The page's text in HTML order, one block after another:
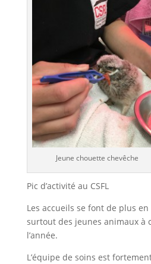
Jeune chouette chevêche
Pic d’activité au CSFL
Les accueils se font de plus
surtout des jeunes animaux à
l’année.
L’équipe de soins est